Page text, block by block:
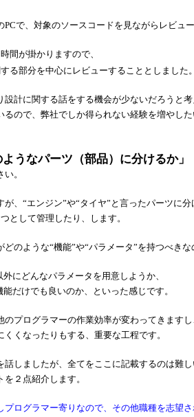
で、対象のソースコードを見ながらレビュー
間が掛かりますので、
る部分を中心にレビューすることとしました。
計に関する話をする機会が少ないだろうと考
ので、弊社でしか得られない経験を増やした
ようなパーツ（部品）に分けるか」
。
、“エンジン”や“タイヤ”と言ったパーツに分
として管理したり、します。
のような“機能”や“パラメータ”を持つべきな
にどんなパラメータを用意しようか、
だけでも良いのか、といった感じです。
プログラマーの作業効率が変わってきますし
くなったりもする、重要な工程です。
話しましたが、全てをここに記載するのは難し
２点紹介します。
プログラマー寄りなので、その他職種を志望